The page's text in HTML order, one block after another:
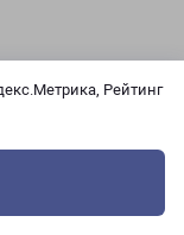
Рейтинг
с 10:00 до